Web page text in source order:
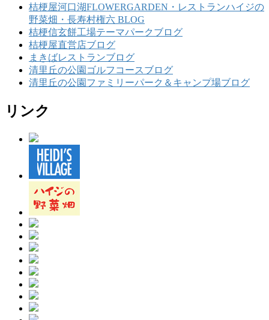
桔梗屋河口湖FLOWERGARDEN・レストランハイジの
野菜畑・長寿村権六 BLOG
桔梗信玄餅工場テーマパークブログ
桔梗屋直営店ブログ
まきばレストランブログ
清里丘の公園ゴルフコースブログ
清里丘の公園ファミリーパーク＆キャンプ場ブログ
リンク